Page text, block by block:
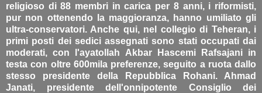
religioso di 88 membri in carica per 8 anni, i riformisti,
pur non ottenendo la maggioranza, hanno umiliato gli
ultra-conservatori. Anche qui, nel collegio di Teheran, i
primi posti dei sedici assegnati sono stati occupati dai
moderati, con l'ayatollah Akbar Hascemi Rafsajani in
testa con oltre 600mila preferenze, seguito a ruota dallo
stesso presidente della Repubblica Rohani. Ahmad
Janati, presidente dell'onnipotente Consiglio dei